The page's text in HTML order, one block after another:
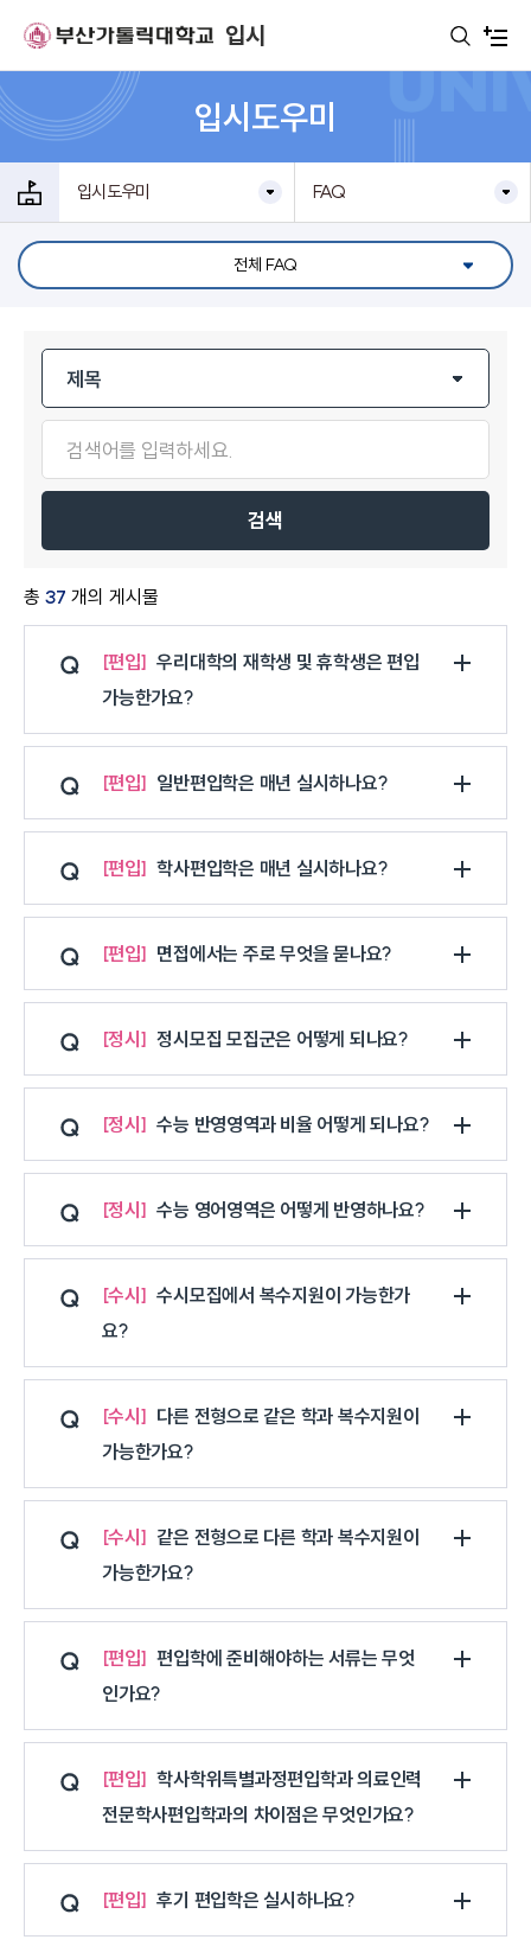
입시
입시도우미
입시도우미 FAQ
전체 FAQ
검색
총 37 개의 게시물
편입
우리대학의 재학생 및 휴학생은 편입
가능한가요?
편입 일반편입학은 매년 실시하나요?
편입 학사편입학은 매년 실시하나요?
편입 면접에서는 주로 무엇을 묻나요?
정시 정시모집 모집군은 어떻게 되나요?
정시 수능 반영영역과 비율 어떻게 되나요?
정시 수능 영어영역은 어떻게 반영하나요?
수시
수시모집에서 복수지원이 가능한가
요?
수시
다른 전형으로 같은 학과 복수지원이
가능한가요?
수시
같은 전형으로 다른 학과 복수지원이
가능한가요?
편입
편입학에 준비해야하는 서류는 무엇
인가요?
편입
학사학위특별과정편입학과 의료인력
전문학사편입학과의 차이점은 무엇인가요?
편입 후기 편입학은 실시하나요?